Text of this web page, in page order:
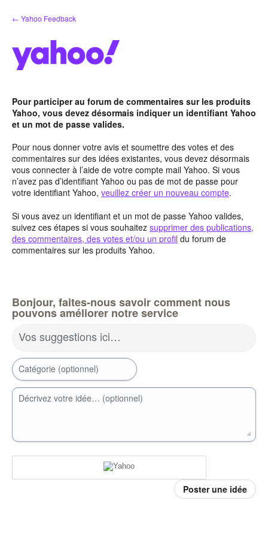
Aller
au
← Yahoo Feedback
Pour participer au forum de commentaires sur les produits
Yahoo, vous devez désormais indiquer un identifiant Yahoo
et un mot de passe valides.
Pour nous donner votre avis et soumettre des votes et des
commentaires sur des idées existantes, vous devez désormais
vous connecter à l’aide de votre compte mail Yahoo. Si vous
n’avez pas d’identifiant Yahoo ou pas de mot de passe pour
votre identifiant Yahoo, veuillez créer un nouveau compte.
Si vous avez un identifiant et un mot de passe Yahoo valides,
suivez ces étapes si vous souhaitez supprimer des publications,
des commentaires, des votes et/ou un profil du forum de
commentaires sur les produits Yahoo.
Bonjour, faites-nous savoir comment nous
pouvons améliorer notre service
Vos suggestions ici…
Catégorie (optionnel)
Décrivez votre idée… (optionnel)
Poster une idée